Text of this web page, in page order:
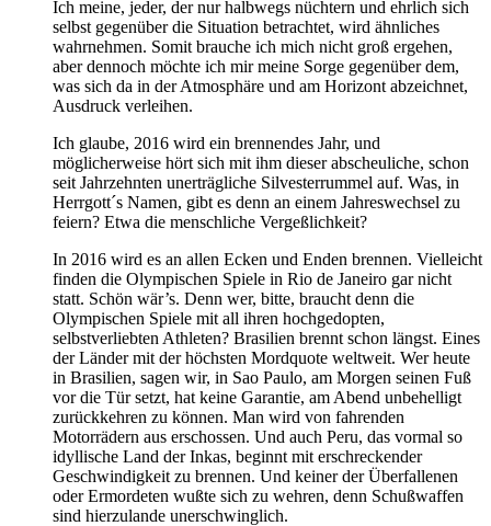
Ich meine, jeder, der nur halbwegs nüchtern und ehrlich sich
selbst gegenüber die Situation betrachtet, wird ähnliches
wahrnehmen. Somit brauche ich mich nicht groß ergehen,
aber dennoch möchte ich mir meine Sorge gegenüber dem,
was sich da in der Atmosphäre und am Horizont abzeichnet,
Ausdruck verleihen.
Ich glaube, 2016 wird ein brennendes Jahr, und
möglicherweise hört sich mit ihm dieser abscheuliche, schon
seit Jahrzehnten unerträgliche Silvesterrummel auf. Was, in
Herrgott´s Namen, gibt es denn an einem Jahreswechsel zu
feiern? Etwa die menschliche Vergeßlichkeit?
In 2016 wird es an allen Ecken und Enden brennen. Vielleicht
finden die Olympischen Spiele in Rio de Janeiro gar nicht
statt. Schön wär’s. Denn wer, bitte, braucht denn die
Olympischen Spiele mit all ihren hochgedopten,
selbstverliebten Athleten? Brasilien brennt schon längst. Eines
der Länder mit der höchsten Mordquote weltweit. Wer heute
in Brasilien, sagen wir, in Sao Paulo, am Morgen seinen Fuß
vor die Tür setzt, hat keine Garantie, am Abend unbehelligt
zurückkehren zu können. Man wird von fahrenden
Motorrädern aus erschossen. Und auch Peru, das vormal so
idyllische Land der Inkas, beginnt mit erschreckender
Geschwindigkeit zu brennen. Und keiner der Überfallenen
oder Ermordeten wußte sich zu wehren, denn Schußwaffen
sind hierzulande unerschwinglich.